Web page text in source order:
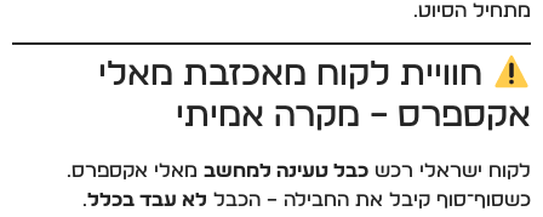
מתחיל הסיוט.
חוויית לקוח מאכזבת מאלי
אקספרס – מקרה אמיתי
לקוח ישראלי רכש כבל טעינה למחשב מאלי אקספרס.
כשסוף־סוף קיבל את החבילה – הכבל לא עבד בכלל.